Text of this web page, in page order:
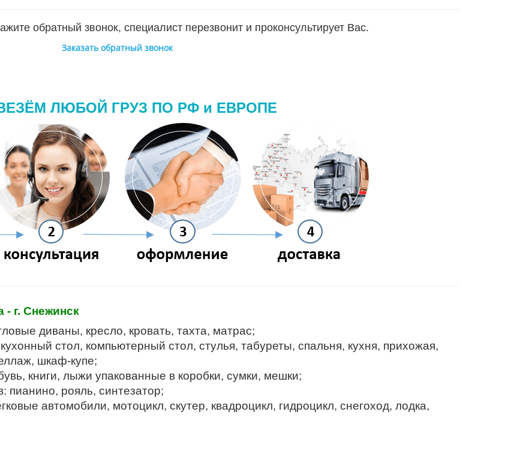
обратный звонок, специалист перезвонит и проконсультирует Вас.
Заказать обратный звонок
ЛЮБОЙ ГРУЗ ПО РФ и ЕВРОПЕ
г. Снежинск
диваны, кресло, кровать, тахта, матрас;
стол, компьютерный стол, стулья, табуреты, спальня, кухня, прихожая,
шкаф-купе;
книги, лыжи упакованные в коробки, сумки, мешки;
пианино, рояль, синтезатор;
автомобили, мотоцикл, скутер, квадроцикл, гидроцикл, снегоход, лодка,